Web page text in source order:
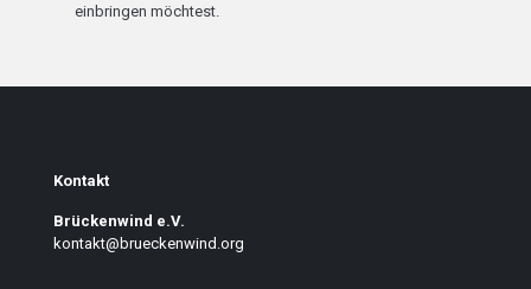
einbringen möchtest.
Kontakt
Brückenwind e.V.
kontakt@brueckenwind.org